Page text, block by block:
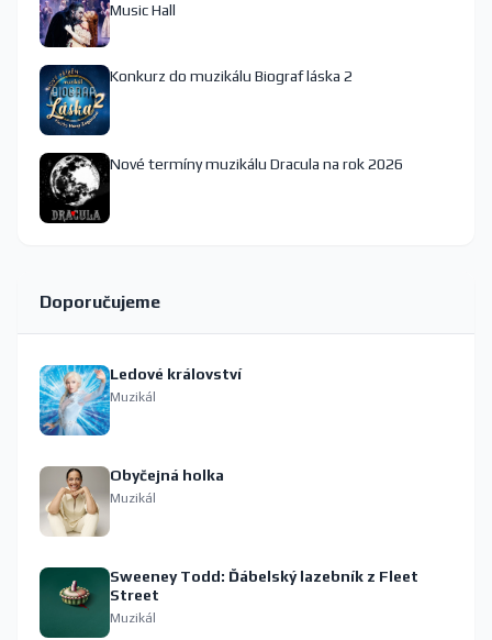
Music Hall
Konkurz do muzikálu Biograf láska 2
Nové termíny muzikálu Dracula na rok 2026
Doporučujeme
Ledové království
Muzikál
Obyčejná holka
Muzikál
Sweeney Todd: Ďábelský lazebník z Fleet
Street
Muzikál